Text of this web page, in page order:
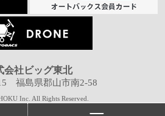
会社ビッグ東北
福島県郡山市南2-58
Inc. All Rights Reserved.